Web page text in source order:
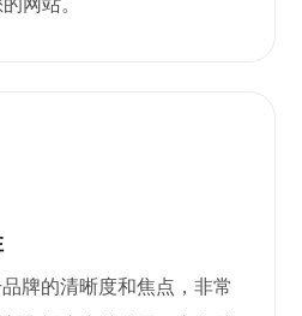
牌的清晰度和焦点，非常